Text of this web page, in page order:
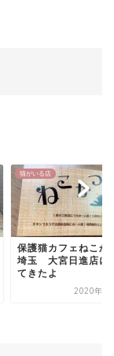
猫がいる店
保護猫カフェねこ
埼玉 大宮日進店に
てきたよ
2020年7